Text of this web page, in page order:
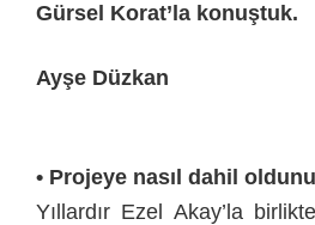
Gürsel Korat’la konuştuk.
Ayşe Düzkan
• Projeye nasıl dahil
Yıllardır Ezel Akay’la